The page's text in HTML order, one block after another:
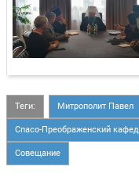
Теги: Митрополит Павел
Спасо-Преображенский
Совещание